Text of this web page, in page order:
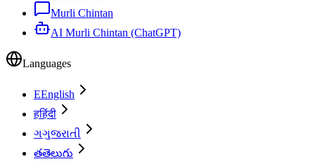
Murli Chintan
AI Murli Chintan (ChatGPT)
Languages
EEnglish
हहिंदी
ગગુજરાતી
తతెలుగు